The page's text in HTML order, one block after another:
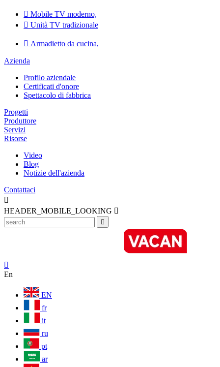
 Mobile TV moderno,
 Unità TV tradizionale
 Armadietto da cucina,
Azienda
Profilo aziendale
Certificati d'onore
Spettacolo di fabbrica
Progetti
Produttore
Servizi
Risorse
Video
Blog
Notizie dell'azienda
Contattaci

HEADER_MOBILE_LOOKING 


En
EN
fr
it
ru
pt
ar